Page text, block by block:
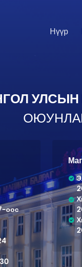
Нүүр
УЛСЫН
оос